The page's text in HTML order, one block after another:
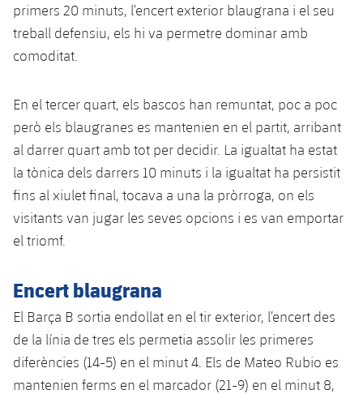
Spotify Camp Nou
Estadi Johan Cruyff
Barça Cafe
Ciutat Esportiva
La Masia
plusicon
més
Serveis
Accessibilitat
plusicon
més
Instal·lacions
primers 20 minuts, l’encert exterior blaugrana i el seu
treball defensiu, els hi va permetre dominar amb
comoditat.
En el tercer quart, els bascos han remuntat, poc a poc
però els blaugranes es mantenien en el partit, arribant
al darrer quart amb tot per decidir. La igualtat ha estat
la tònica dels darrers 10 minuts i la igualtat ha persistit
fins al xiulet final, tocava a una la pròrroga, on els
visitants van jugar les seves opcions i es van emportar
el triomf.
Encert blaugrana
El Barça B sortia endollat en el tir exterior, l’encert des
de la línia de tres els permetia assolir les primeres
diferències (14-5) en el minut 4. Els de Mateo Rubio es
mantenien ferms en el marcador (21-9) en el minut 8,